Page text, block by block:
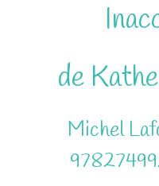
de
Michel